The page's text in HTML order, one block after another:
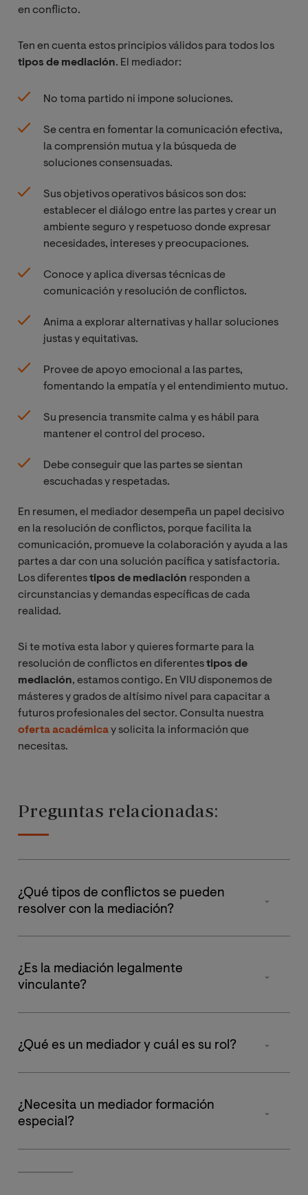
en conflicto.
Ten en cuenta estos principios válidos para todos los
tipos de mediación. El mediador:
No toma partido ni impone soluciones.
Se centra en fomentar la comunicación efectiva,
la comprensión mutua y la búsqueda de
soluciones consensuadas.
Sus objetivos operativos básicos son dos:
establecer el diálogo entre las partes y crear un
ambiente seguro y respetuoso donde expresar
necesidades, intereses y preocupaciones.
Conoce y aplica diversas técnicas de
comunicación y resolución de conflictos.
Anima a explorar alternativas y hallar soluciones
justas y equitativas.
Provee de apoyo emocional a las partes,
fomentando la empatía y el entendimiento mutuo.
Su presencia transmite calma y es hábil para
mantener el control del proceso.
Debe conseguir que las partes se sientan
escuchadas y respetadas.
En resumen, el mediador desempeña un papel decisivo
en la resolución de conflictos, porque facilita la
comunicación, promueve la colaboración y ayuda a las
partes a dar con una solución pacífica y satisfactoria.
Los diferentestipos de mediación responden a
circunstancias y demandas específicas de cada
realidad.
Si te motiva esta labor y quieres formarte para la
resolución de conflictos en diferentestipos de
mediación, estamos contigo. En VIU disponemos de
másteres y grados de altísimo nivel para capacitar a
futuros profesionales del sector. Consulta nuestra
oferta académicay solicita la información que
necesitas.
Preguntas relacionadas:
¿Qué tipos de conflictos se pueden
resolver con la mediación?
disputas
, incluyendo conflictos familiares
custodia de hijos),
laborales
comerciales(disputas entre empresas).
¿Es la mediación legalmente
vinculante?
vinculante por sí mismo
, a menos que las
partes
decidan convertirlo en un contrato o sea ratificado
por un juez.
¿Qué es un mediador y cuál es su rol?
cuyo trabajo es facilitar la comunicación entre las
partes en conflicto.
¿Necesita un mediador formación
especial?
necesitan una formación específica en resolución de